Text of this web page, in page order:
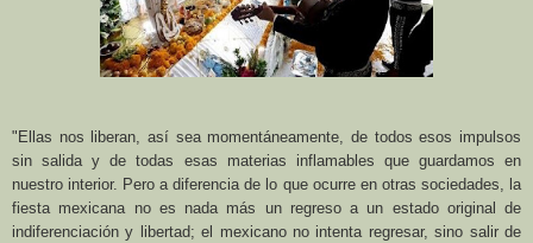
"Ellas nos liberan, así sea momentáneamente, de todos esos impulsos
sin salida y de todas esas materias inflamables que guardamos en
nuestro interior. Pero a diferencia de lo que ocurre en otras sociedades, la
fiesta mexicana no es nada más un regreso a un estado original de
indiferenciación y libertad; el mexicano no intenta regresar, sino salir de